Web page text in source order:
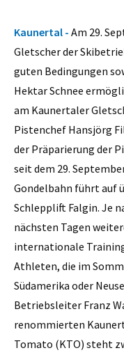
Kaunertal - Am 29.
Gletscher der
guten Bedingungen
Hektar Schnee
am Kaunertaler
Pistenchef Hansjörg
der Präparierung der
seit dem 29.
Gondelbahn führt auf
Schlepplift Falgin. Je
nächsten Tagen
internationale
Athleten, die im
Südamerika oder
Betriebsleiter Franz
renommierten
Tomato (KTO) steht